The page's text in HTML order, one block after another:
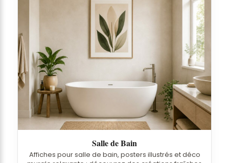
Salle de Bain
Affiches pour salle de bain, posters illustrés et déco